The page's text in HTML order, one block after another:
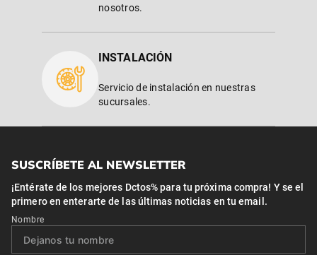
nosotros.
INSTALACIÓN
Servicio de instalación en nuestras
sucursales.
SUSCRÍBETE AL NEWSLETTER
¡Entérate de los mejores Dctos% para tu próxima compra! Y se el
primero en enterarte de las últimas noticias en tu email.
Nombre